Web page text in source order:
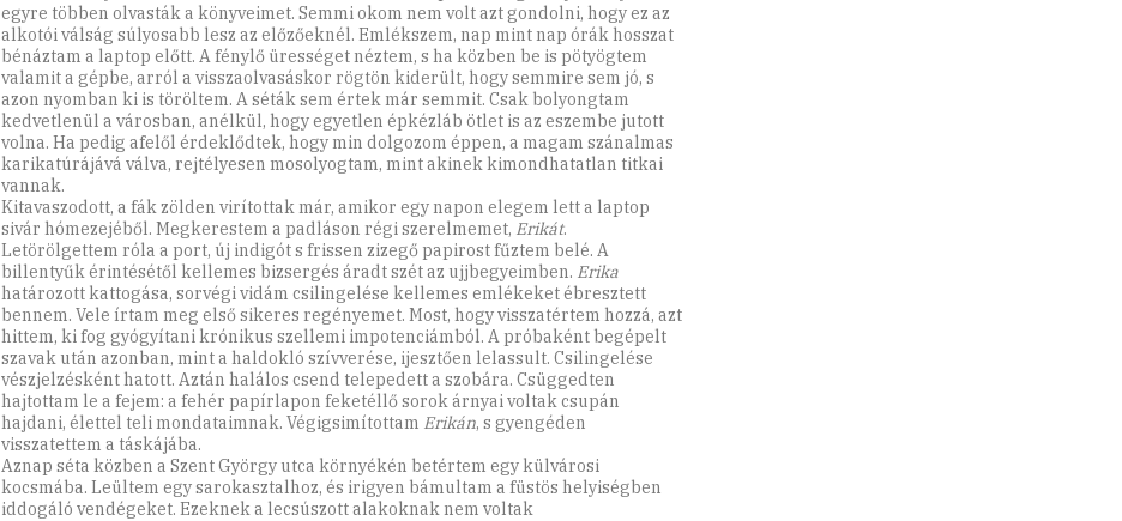
egyre többen olvasták a könyveimet. Semmi okom nem volt azt gondolni, hogy ez az
alkotói válság súlyosabb lesz az előzőeknél. Emlékszem, nap mint nap órák hosszat
bénáztam a laptop előtt. A fénylő ürességet néztem, s ha közben be is pötyögtem
valamit a gépbe, arról a visszaolvasáskor rögtön kiderült, hogy semmire sem jó, s
azon nyomban ki is töröltem. A séták sem értek már semmit. Csak bolyongtam
kedvetlenül a városban, anélkül, hogy egyetlen épkézláb ötlet is az eszembe jutott
volna. Ha pedig afelől érdeklődtek, hogy min dolgozom éppen, a magam szánalmas
karikatúrájává válva, rejtélyesen mosolyogtam, mint akinek kimondhatatlan titkai
vannak.
Kitavaszodott, a fák zölden virítottak már, amikor egy napon elegem lett a laptop
sivár hómezejéből. Megkerestem a padláson régi szerelmemet, Erikát.
Letörölgettem róla a port, új indigót s frissen zizegő papirost fűztem belé. A
billentyűk érintésétől kellemes bizsergés áradt szét az ujjbegyeimben. Erika
határozott kattogása, sorvégi vidám csilingelése kellemes emlékeket ébresztett
bennem. Vele írtam meg első sikeres regényemet. Most, hogy visszatértem hozzá, azt
hittem, ki fog gyógyítani krónikus szellemi impotenciámból. A próbaként begépelt
szavak után azonban, mint a haldokló szívverése, ijesztően lelassult. Csilingelése
vészjelzésként hatott. Aztán halálos csend telepedett a szobára. Csüggedten
hajtottam le a fejem: a fehér papírlapon feketéllő sorok árnyai voltak csupán
hajdani, élettel teli mondataimnak. Végigsimítottam Erikán, s gyengéden
visszatettem a táskájába.
Aznap séta közben a Szent György utca környékén betértem egy külvárosi
kocsmába. Leültem egy sarokasztalhoz, és irigyen bámultam a füstös helyiségben
iddogáló vendégeket. Ezeknek a lecsúszott alakoknak nem voltak